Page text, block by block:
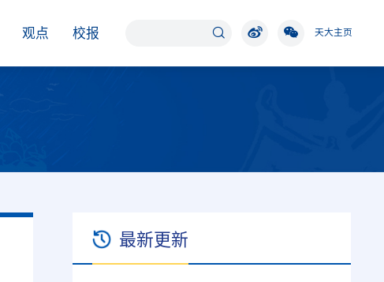
观点 校报 天大主页
最新更新